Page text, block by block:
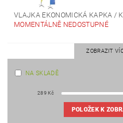
VLAJKA EKONOMICKÁ KAPKA /
MOMENTÁLNĚ NEDOSTUPNÉ
ZOBRAZIT
NA SKLADĚ
289 Kč
POLOŽEK K